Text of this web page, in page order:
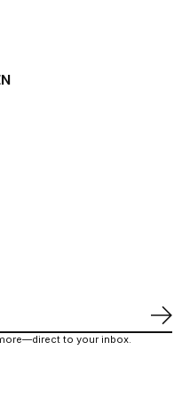
to your inbox.